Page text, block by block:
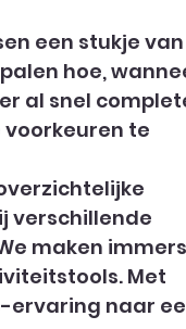
een stukje van
hoe,
al snel
voorkeuren te
verschillende
maken immers
Met
ervaring naar